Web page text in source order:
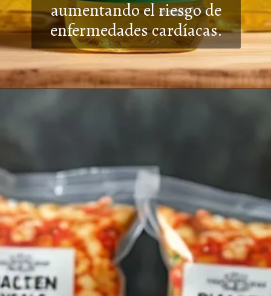
aumentandoel riesgo de
enfermedades cardíacas.